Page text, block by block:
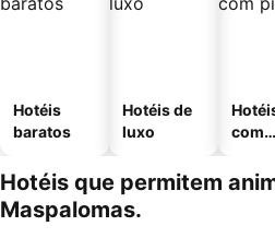
Hotéis
baratos
Hotéis de
luxo
com
Hotéis que permitem
Maspalomas.